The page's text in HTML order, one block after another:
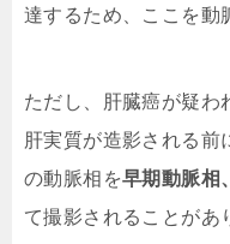
達するため、ここを動
ただし、肝臓癌が疑わ
肝実質が造影される前
の動脈相を早期動脈相
て撮影されることがあ